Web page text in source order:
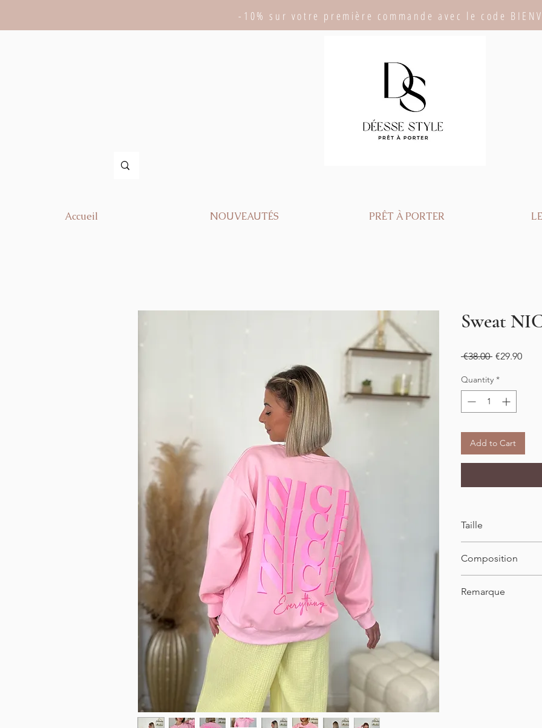
-10% sur votre première commande avec le code
Accueil NOUVEAUTÉS PRÊT À PORTER
Sweat
€38.00 Regular
€29.90Sale
Quantity *
Add to Cart
Taille
34-46
Longueur : 64cm
Composition
20% polyester
Remarque